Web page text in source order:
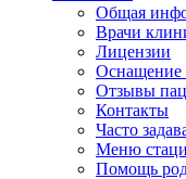
Общая
Врачи
Лицензии
Оснащение
Отзывы
Контакты
Часто
Меню
Помощь